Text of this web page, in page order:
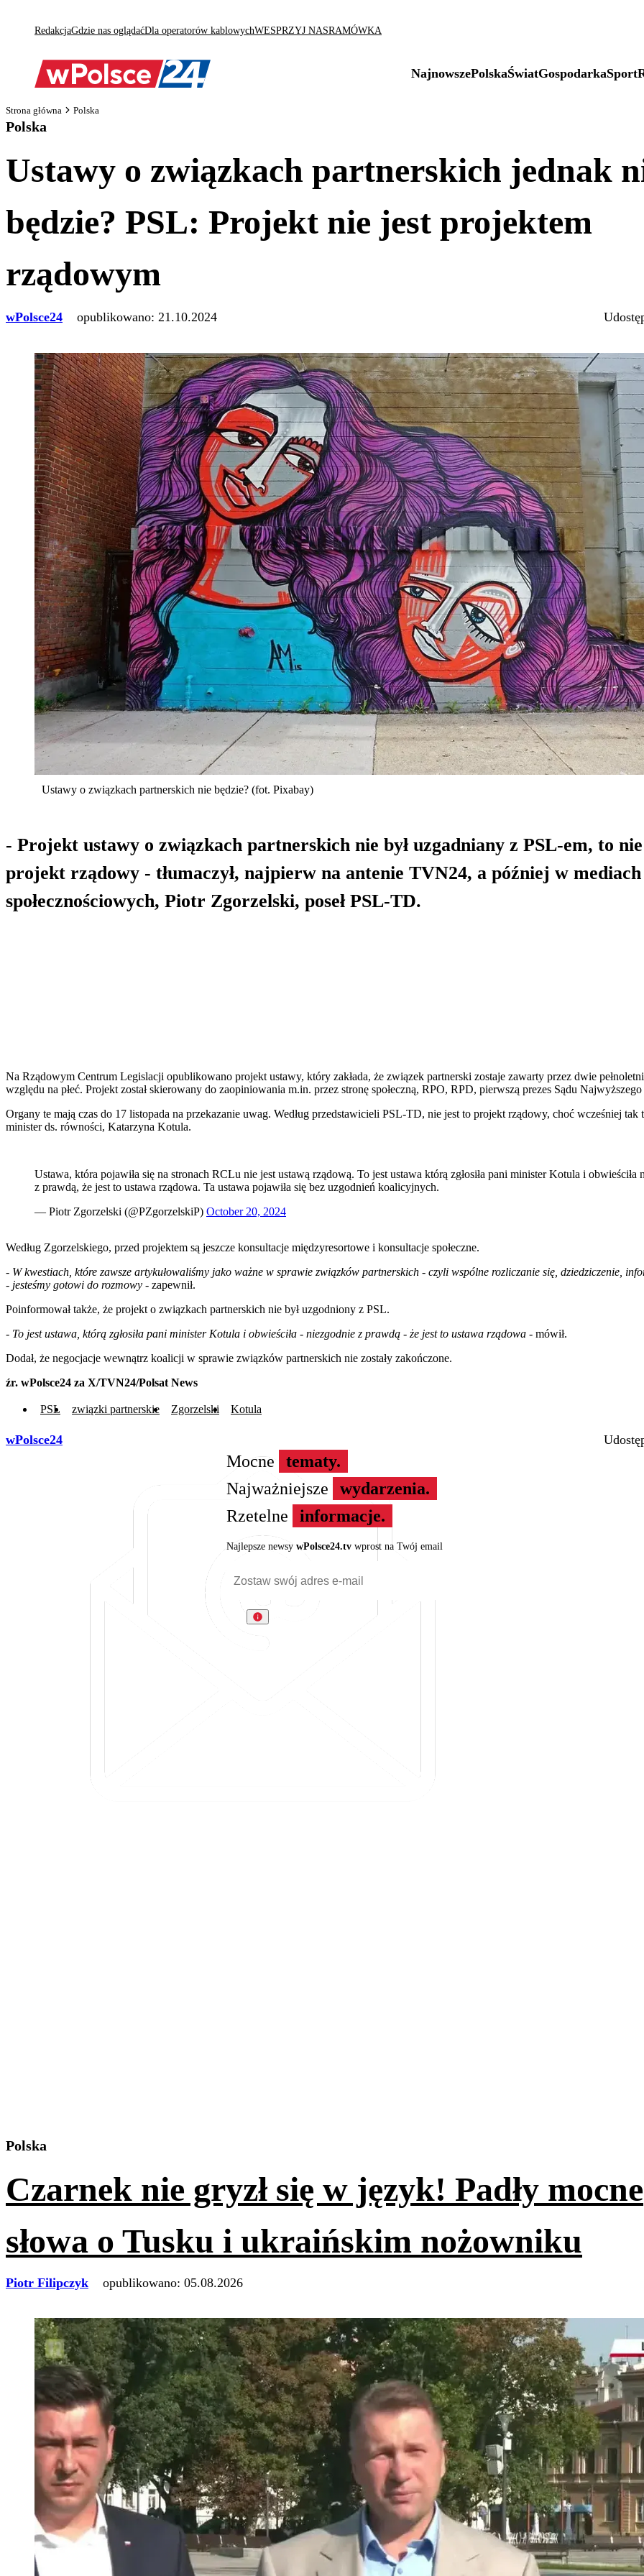
RedakcjaGdzie nas oglądaćDla operatorów kablowychWESPRZYJ NASRAMÓWKA
NajnowszePolskaŚwiatGospodarkaSport
Strona główna Polska
Polska
Ustawy o związkach partnerskich jednak
będzie? PSL: Projekt nie jest projektem
rządowym
wPolsce24 opublikowano: 21.10.2024
Ustawy o związkach partnerskich nie będzie? (fot. Pixabay)
- Projekt ustawy o związkach partnerskich nie był uzgadniany z PSL-em, to
projekt rządowy - tłumaczył, najpierw na antenie TVN24, a później w mediach
społecznościowych, Piotr Zgorzelski, poseł PSL-TD.
Na Rządowym Centrum Legislacji opublikowano projekt ustawy, który zakłada, że związek partnerski zostaje zawarty przez dwie
względu na płeć. Projekt został skierowany do zaopiniowania m.in. przez stronę społeczną, RPO, RPD, pierwszą prezes Sądu
Organy te mają czas do 17 listopada na przekazanie uwag. Według przedstawicieli PSL-TD, nie jest to projekt rządowy, choć wcześniej tak
minister ds. równości, Katarzyna Kotula.
Ustawa, która pojawiła się na stronach RCLu nie jest ustawą rządową. To jest ustawa którą zgłosiła pani minister Kotula i obwieściła
z prawdą, że jest to ustawa rządowa. Ta ustawa pojawiła się bez uzgodnień koalicyjnych.
— Piotr Zgorzelski (@PZgorzelskiP) October 20, 2024
Według Zgorzelskiego, przed projektem są jeszcze konsultacje międzyresortowe i konsultacje społeczne.
- W kwestiach, które zawsze artykułowaliśmy jako ważne w sprawie związków partnerskich - czyli wspólne rozliczanie się, dziedziczenie,
- jesteśmy gotowi do rozmowy - zapewnił.
Poinformował także, że projekt o związkach partnerskich nie był uzgodniony z PSL.
- To jest ustawa, którą zgłosiła pani minister Kotula i obwieściła - niezgodnie z prawdą - że jest to ustawa rządowa - mówił.
Dodał, że negocjacje wewnątrz koalicji w sprawie związków partnerskich nie zostały zakończone.
źr. wPolsce24 za X/TVN24/Polsat News
PSL związki partnerskie Zgorzelski Kotula
wPolsce24
Mocne
tematy.
Najważniejsze
wydarzenia.
Rzetelne
informacje.
Najlepsze newsy wPolsce24.tvwprost na Twój email
Polska
Czarnek nie gryzł się w język! Padły mocne
słowa o Tusku i ukraińskim nożowniku
Piotr Filipczyk opublikowano: 05.08.2026